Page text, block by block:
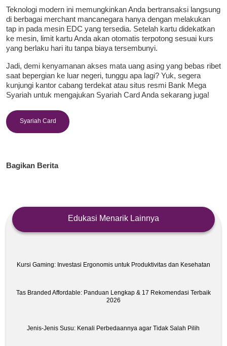
Teknologi modern ini memungkinkan Anda bertransaksi langsung
di berbagai merchant mancanegara hanya dengan melakukan
tap in pada mesin EDC yang tersedia. Setelah kartu didekatkan
ke mesin, limit kartu Anda akan otomatis terpotong sesuai kurs
yang berlaku hari itu tanpa biaya tersembunyi.
Jadi, demi kenyamanan akses mata uang asing yang bebas ribet
saat bepergian ke luar negeri, tunggu apa lagi? Yuk, segera
kunjungi kantor cabang terdekat atau situs resmi Bank Mega
Syariah untuk mengajukan Syariah Card Anda sekarang juga!
Syariah Card
Bagikan Berita
Edukasi Menarik Lainnya
Kursi Gaming: Investasi Ergonomis untuk Produktivitas dan Kesehatan
Tas Branded Affordable: Panduan Lengkap & 17 Rekomendasi Terbaik
2026
Jenis-Jenis Susu: Kenali Perbedaannya agar Tidak Salah Pilih